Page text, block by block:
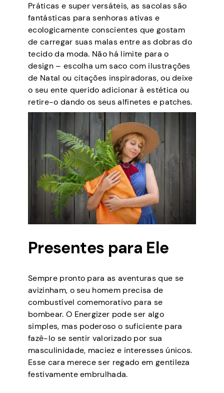
Práticas e super versáteis, as sacolas são
fantásticas para senhoras ativas e
ecologicamente conscientes que gostam
de carregar suas malas entre as dobras do
tecido da moda. Não há limite para o
design – escolha um saco com ilustrações
de Natal ou citações inspiradoras, ou deixe
o seu ente querido adicionar à estética ou
retire-o dando os seus alfinetes e patches.
Presentes para Ele
Sempre pronto para as aventuras que se
avizinham, o seu homem precisa de
combustível comemorativo para se
bombear. O Energizer pode ser algo
simples, mas poderoso o suficiente para
fazê-lo se sentir valorizado por sua
masculinidade, maciez e interesses únicos.
Esse cara merece ser regado em gentileza
festivamente embrulhada.